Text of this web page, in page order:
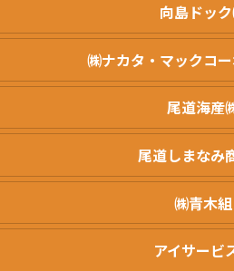
向島ドッ
㈱ナカタ・マックコ
尾道海産
尾道しまなみ
㈱青木組
アイサービ